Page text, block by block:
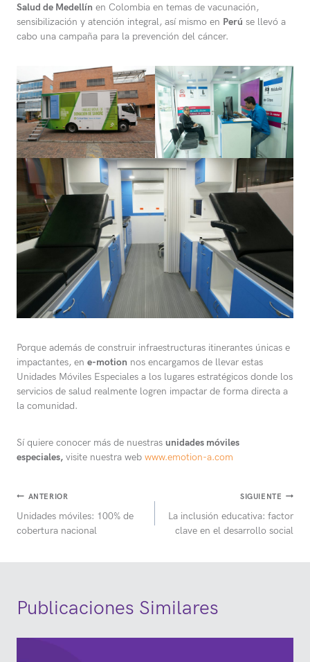
Salud de Medellín en Colombia en temas de vacunación,
sensibilización y atención integral, así mismo en Perú se llevó a
cabo una campaña para la prevención del cáncer.
Porque además de construir infraestructuras itinerantes únicas e
impactantes, en e-motion nos encargamos de llevar estas
Unidades Móviles Especiales a los lugares estratégicos donde los
servicios de salud realmente logren impactar de forma directa a
la comunidad.
Sí quiere conocer más de nuestras unidades móviles
especiales, visite nuestra web www.emotion-a.com
Navegación
de
ANTERIOR
Unidades móviles: 100% de
cobertura nacional
SIGUIENTE
La inclusión educativa: factor
clave en el desarrollo social
Publicaciones Similares